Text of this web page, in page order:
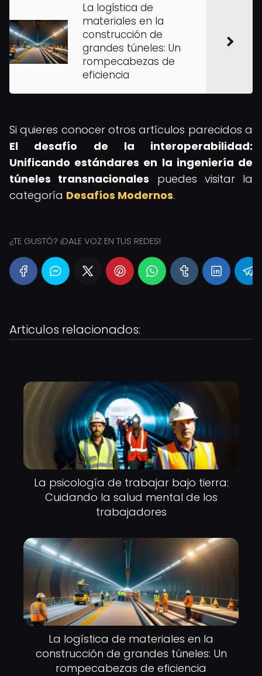
La logística de
materiales en la
construcción de
grandes túneles: Un
rompecabezas de
eficiencia
Si quieres conocer otros artículos parecidos a
El desafío de la interoperabilidad:
Unificando estándares en la ingeniería de
túneles transnacionales puedes visitar la
categoría Desafíos Modernos.
¿TE GUSTÓ? ¡DALE VOZ EN TUS REDES!
Articulos relacionados:
La psicología de trabajar bajo tierra:
Cuidando la salud mental de los
trabajadores
La logística de materiales en la
construcción de grandes túneles: Un
rompecabezas de eficiencia